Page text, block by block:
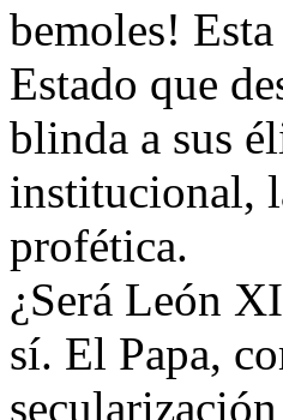
bemoles!
Estado que
blinda a sus
institucional,
profética.
¿Será León
sí. El Papa,